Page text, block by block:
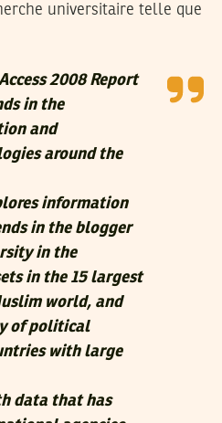
universitaire telle que
2008 Report
in the
and
around the
information
in the blogger
in the
in the 15 largest
world, and
of political
with large
data that has